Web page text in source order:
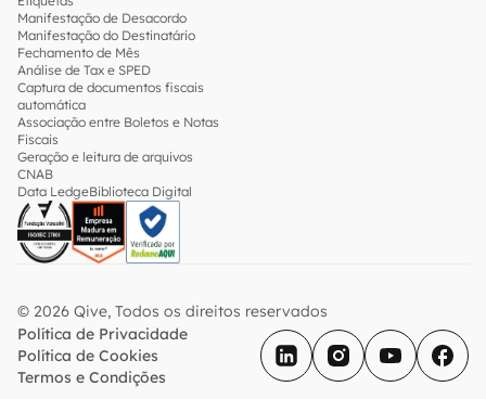
Manifestação de Desacordo
Manifestação do Destinatário
Fechamento de Mês
Análise de Tax e SPED
Captura de documentos fiscais
automática
Associação entre Boletos e Notas
Fiscais
Geração e leitura de arquivos
CNAB
Data LedgeBiblioteca Digital
© 2026 Qive, Todos os direitos reservados
Política de Privacidade
Política de Cookies
Termos e Condições